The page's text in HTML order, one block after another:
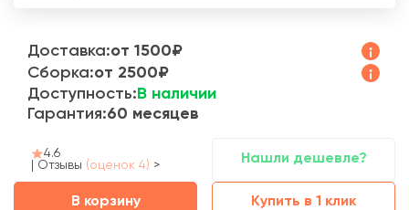
Доставка:от 1500₽
Сборка:от 2500₽
Доступность: В наличии
Гарантия:60 месяцев
4.6
Отзывы (оценок 4) > Нашли дешевле?
В корзину Купить в 1 клик